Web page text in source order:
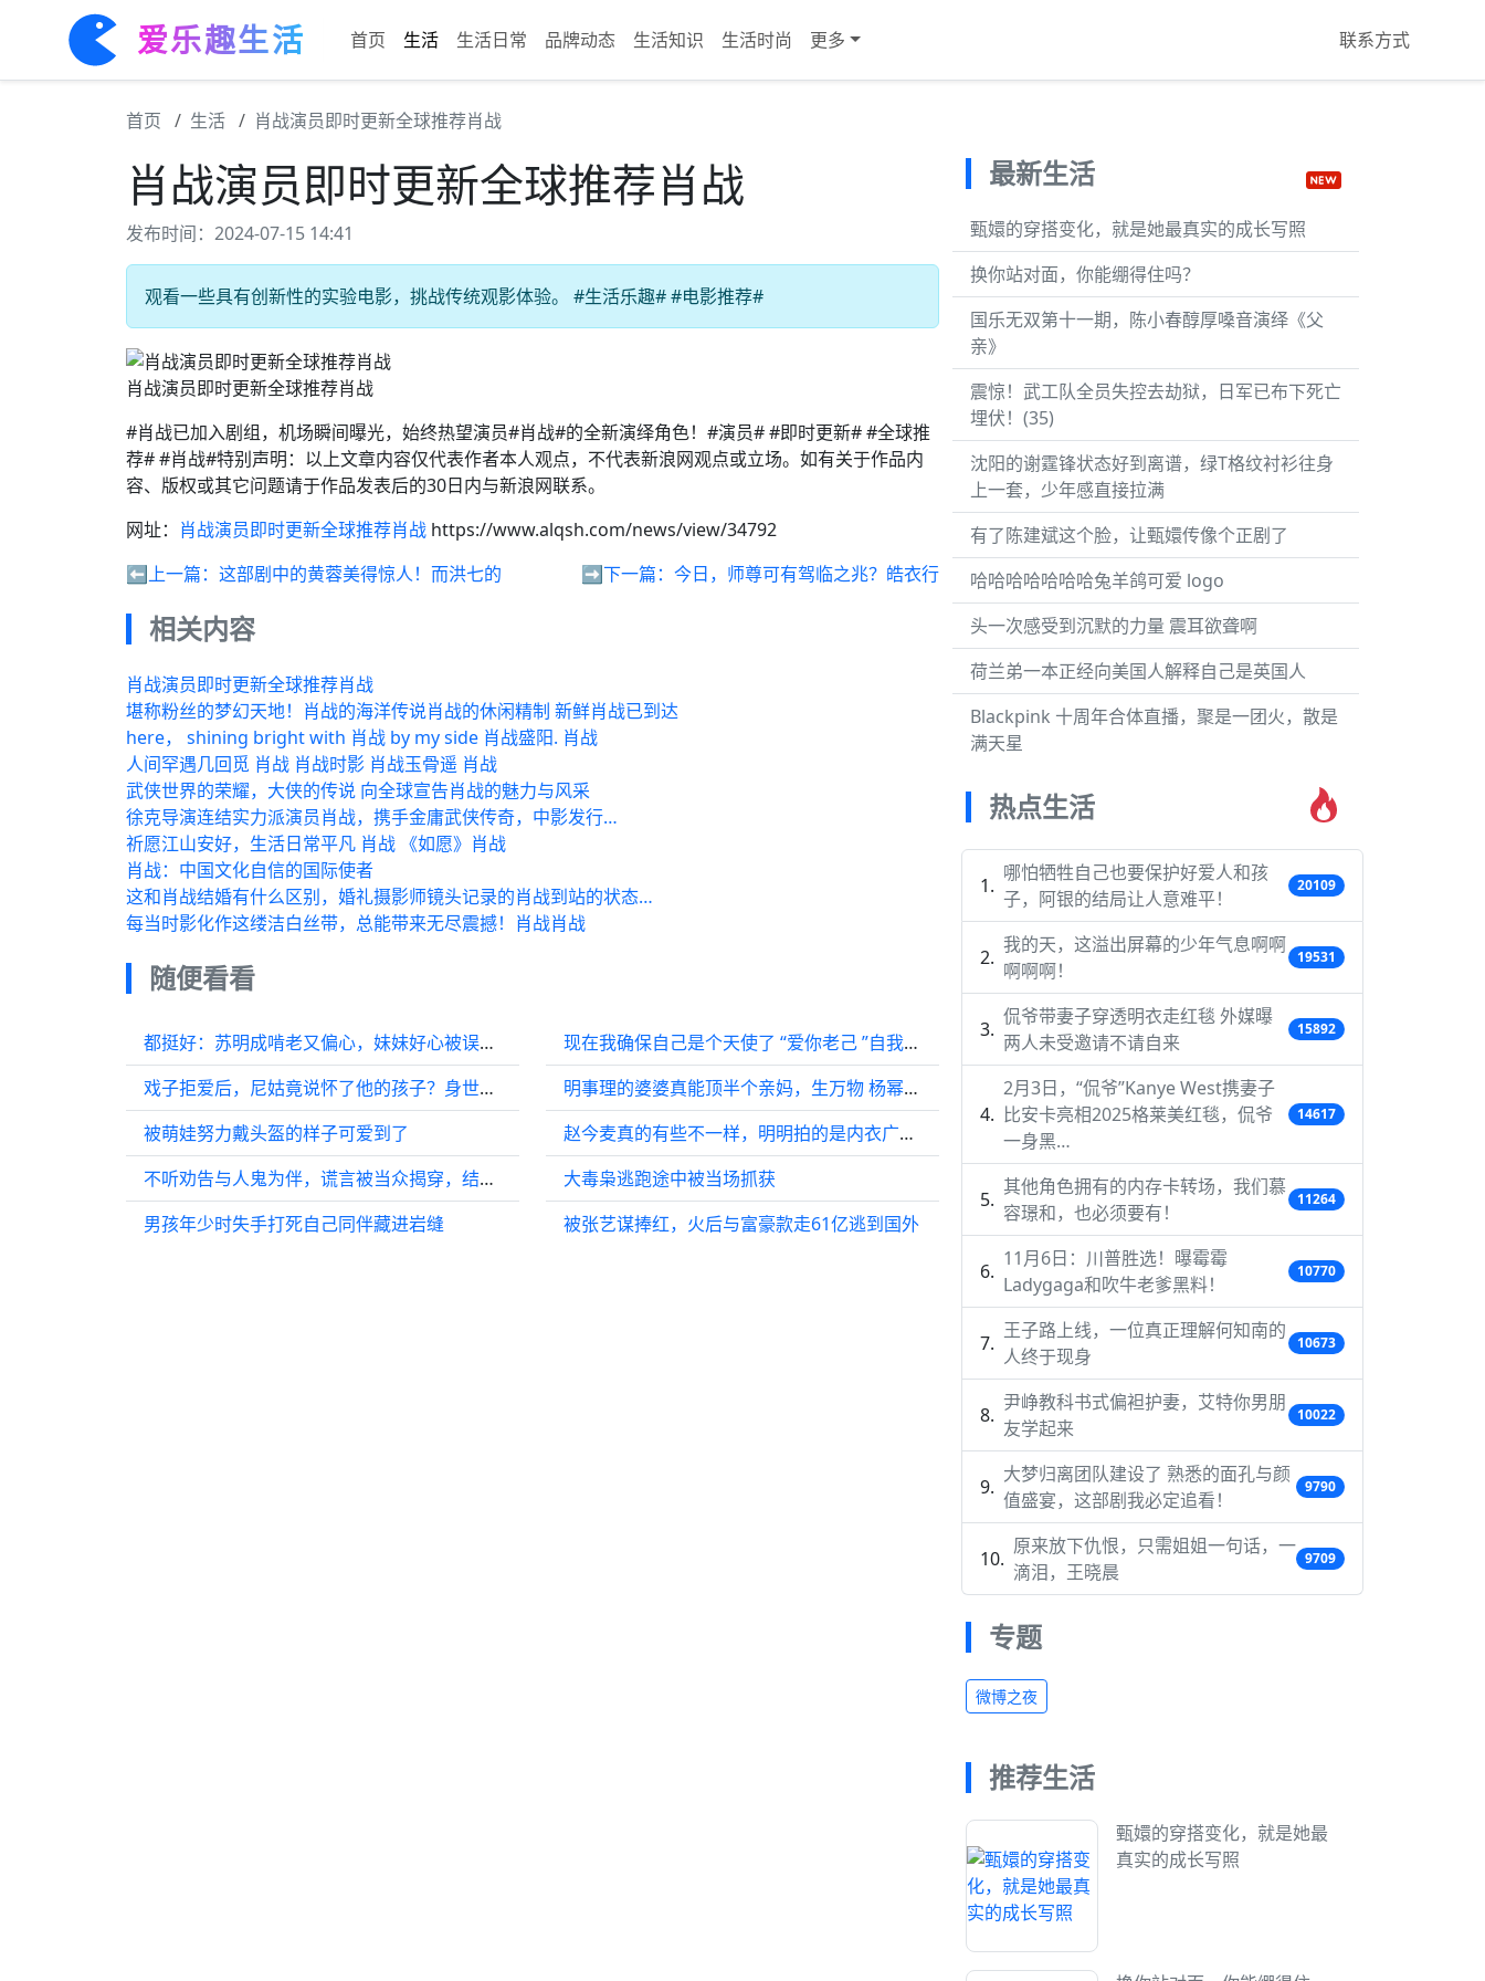
爱乐趣生活 首页 生活 生活日常 品牌动态 生活知识 生活时尚 更多 联系方式
首页 生活 肖战演员即时更新全球推荐肖战
肖战演员即时更新全球推荐肖战
发布时间：2024-07-15 14:41
观看一些具有创新性的实验电影，挑战传统观影体验。 #生活乐趣# #电影推荐#
肖战演员即时更新全球推荐肖战
#肖战已加入剧组，机场瞬间曝光，始终热望演员#肖战#的全新演绎角色！#演员# #即时更新# #全球推
荐# #肖战#特别声明：以上文章内容仅代表作者本人观点，不代表新浪网观点或立场。如有关于作品内
容、版权或其它问题请于作品发表后的30日内与新浪网联系。
网址： 肖战演员即时更新全球推荐肖战 https://www.alqsh.com/news/view/34792
⬅️上一篇： 这部剧中的黄蓉美得惊人！而洪七的 ➡️下一篇： 今日，师尊可有驾临之兆？皓衣行
相关内容
肖战演员即时更新全球推荐肖战
堪称粉丝的梦幻天地！肖战的海洋传说肖战的休闲精制 新鲜肖战已到达
here， shining bright with 肖战 by my side 肖战盛阳. 肖战
人间罕遇几回觅 肖战 肖战时影 肖战玉骨遥 肖战
武侠世界的荣耀，大侠的传说 向全球宣告肖战的魅力与风采
徐克导演连结实力派演员肖战，携手金庸武侠传奇，中影发行…
祈愿江山安好，生活日常平凡 肖战 《如愿》肖战
肖战：中国文化自信的国际使者
这和肖战结婚有什么区别，婚礼摄影师镜头记录的肖战到站的状态…
每当时影化作这缕洁白丝带，总能带来无尽震撼！肖战肖战
随便看看
都挺好：苏明成啃老又偏心，妹妹好心被误解，媳妇三观超正
戏子拒爱后，尼姑竟说怀了他的孩子？身世秘密曝光！
被萌娃努力戴头盔的样子可爱到了
不听劝告与人鬼为伴，谎言被当众揭穿，结局颠覆认知
男孩年少时失手打死自己同伴藏进岩缝
现在我确保自己是个天使了 “爱你老己 ”自我成长 “情感 ”
明事理的婆婆真能顶半个亲妈，生万物 杨幂 欧豪 倪大红
赵今麦真的有些不一样，明明拍的是内衣广告，却感觉她那么强大明媚阳光
大毒枭逃跑途中被当场抓获
被张艺谋捧红，火后与富豪款走61亿逃到国外
最新生活
甄嬛的穿搭变化，就是她最真实的成长写照
换你站对面，你能绷得住吗？
国乐无双第十一期，陈小春醇厚嗓音演绎《父
亲》
震惊！武工队全员失控去劫狱，日军已布下死亡
埋伏！(35)
沈阳的谢霆锋状态好到离谱，绿T格纹衬衫往身
上一套，少年感直接拉满
有了陈建斌这个脸，让甄嬛传像个正剧了
哈哈哈哈哈哈哈兔羊鸽可爱 logo
头一次感受到沉默的力量 震耳欲聋啊
荷兰弟一本正经向美国人解释自己是英国人
Blackpink 十周年合体直播，聚是一团火，散是
满天星
热点生活
哪怕牺牲自己也要保护好爱人和孩
子，阿银的结局让人意难平！
20109
我的天，这溢出屏幕的少年气息啊啊
啊啊啊！
19531
侃爷带妻子穿透明衣走红毯 外媒曝
两人未受邀请不请自来
15892
2月3日，“侃爷”Kanye West携妻子
比安卡亮相2025格莱美红毯，侃爷
一身黑…
14617
其他角色拥有的内存卡转场，我们慕
容璟和，也必须要有！
11264
11月6日：川普胜选！曝霉霉
Ladygaga和吹牛老爹黑料！
10770
王子路上线，一位真正理解何知南的
人终于现身
10673
尹峥教科书式偏袒护妻，艾特你男朋
友学起来
10022
大梦归离团队建设了 熟悉的面孔与颜
值盛宴，这部剧我必定追看！
9790
原来放下仇恨，只需姐姐一句话，一
滴泪，王晓晨
9709
专题
微博之夜
推荐生活
甄嬛的穿搭变化，就是她最
真实的成长写照